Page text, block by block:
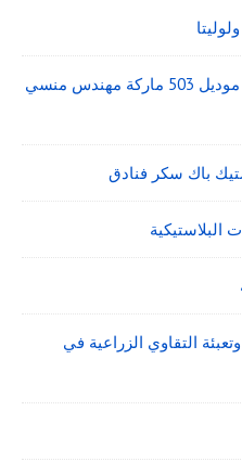
ماكينة تعبئة وتغليف اصابع العصير موديل 503 ماركة مهندس منسي
باك سكر فنادق
البلاستيكية
التقاوي الزراعية في